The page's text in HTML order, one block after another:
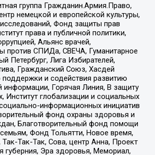
группа Гражданин.Армия.Право,
немецкой и европейской культуры,
Фонд защиты прав
права и публичной политики,
Альянс врачей,
СПИДа, СВЕЧА, Гуманитарное
Петербург, Лига Избирателей,
Гражданский Союз, Хасдей
и содействия развитию
информации, Горячая Линия, В защиту
Институт глобализации и социальных
информационных инициатив
фонд охраны здоровья и
Благотворительный фонд помощи
Фонд Тольятти, Новое время,
Так-Так-Так, Сова, центр Анна, Проект
губерния, Эра здоровья, Мемориал,